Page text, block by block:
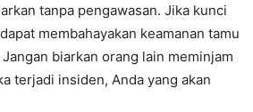
tanpa pengawasan. Jika kunci
membahayakan keamanan tamu
biarkan orang lain meminjam
terjadi insiden, Anda yang akan